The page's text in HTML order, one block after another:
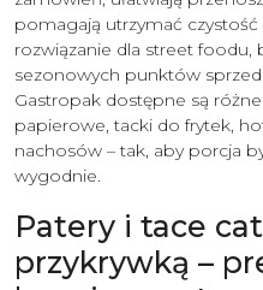
pomagają utrzymać czystość
rozwiązanie dla street foodu,
sezonowych punktów
Gastropak dostępne są
papierowe, tacki do frytek,
nachosów – tak, aby porcja
wygodnie.
Patery i tace
przykrywką –